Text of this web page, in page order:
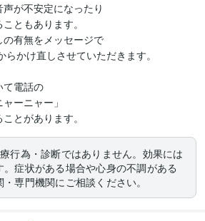
が不安定になったり
ともあります。
有無をメッセージで
て電話の
ーニャー」
とがあります。
行為・診断ではありません。効果には
症状がある場合や心身の不調がある
専門機関にご相談ください。